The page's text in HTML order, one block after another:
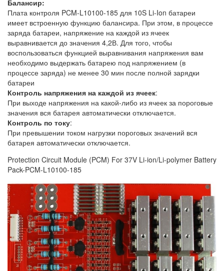
Балансир:
Плата контроля PCM-L10100-185 для 10S Li-Ion батареи
имеет встроенную функцию балансира. При этом, в процессе
заряда батареи, напряжение на каждой из ячеек
выравнивается до значения 4,2В. Для того, чтобы
воспользоваться функцией выравнивания напряжения вам
необходимо выдержать батарею под напряжением (в
процессе заряда) не менее 30 мин после полной зарядки
батареи
Контроль напряжения на каждой из ячеек:
При выходе напряжения на какой-либо из ячеек за пороговые
значения вся батарея автоматически отключается.
Контроль по току:
При превышении током нагрузки пороговых значений вся
батарея автоматически отключается.
Protection Circuit Module (PCM) For 37V Li-ion/Li-polymer Battery
Pack-PCM-L10100-185